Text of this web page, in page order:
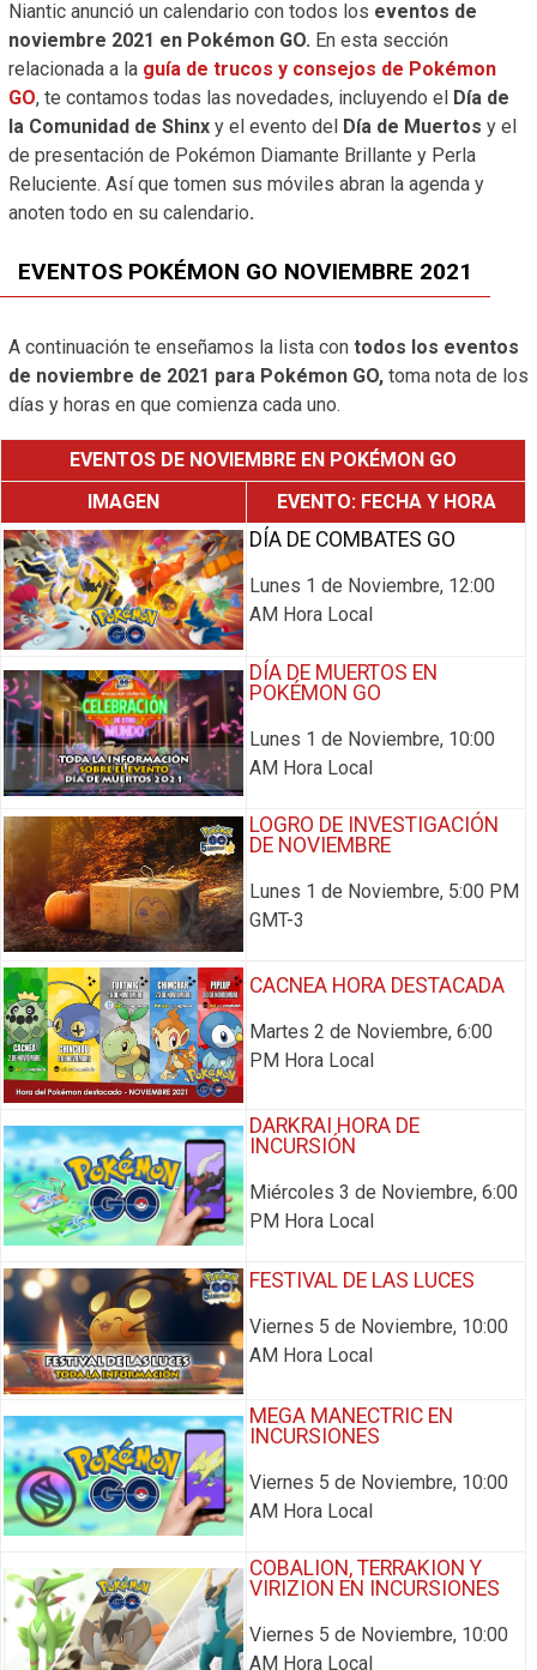
Niantic anunció un calendario con todos los eventos de
noviembre 2021 en Pokémon GO. En esta sección
relacionada a la guía de trucos y consejos de Pokémon
GO, te contamos todas las novedades, incluyendo el Día de
la Comunidad de Shinx y el evento del Día de Muertos y el
de presentación de Pokémon Diamante Brillante y Perla
Reluciente. Así que tomen sus móviles abran la agenda y
anoten todo en su calendario.
EVENTOS POKÉMON GO NOVIEMBRE 2021​
A continuación te enseñamos la lista con todos los eventos
de noviembre de 2021 para Pokémon GO, toma nota de los
días y horas en que comienza cada uno.
EVENTOS DE NOVIEMBRE EN POKÉMON GO
IMAGEN
EVENTO: FECHA Y HORA
DÍA DE COMBATES GO
Lunes 1 de Noviembre, 12:00
AM Hora Local
DÍA DE MUERTOS EN
POKÉMON GO
Lunes 1 de Noviembre, 10:00
AM Hora Local
LOGRO DE INVESTIGACIÓN
DE NOVIEMBRE
Lunes 1 de Noviembre, 5:00 PM
GMT-3
CACNEA HORA DESTACADA
Martes 2 de Noviembre, 6:00
PM Hora Local
DARKRAI HORA DE
INCURSIÓN
Miércoles 3 de Noviembre, 6:00
PM Hora Local
FESTIVAL DE LAS LUCES
Viernes 5 de Noviembre, 10:00
AM Hora Local
MEGA MANECTRIC EN
INCURSIONES
Viernes 5 de Noviembre, 10:00
AM Hora Local
COBALION, TERRAKION Y
VIRIZION EN INCURSIONES
Viernes 5 de Noviembre, 10:00
AM Hora Local